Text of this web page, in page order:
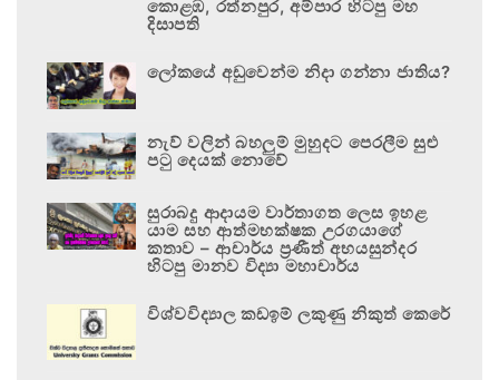
කොළඹ, රත්නපුර, අම්පාර හිටපු මහ
දිසාපති
ලෝකයේ අඩුවෙන්ම නිදා ගන්නා ජාතිය?
නැව් වලින් බහලුම් මුහුදට පෙරලීම සුළු
පටු දෙයක් නොවේ
සුරාබදු ආදායම වාර්තාගත ලෙස ඉහළ
යාම සහ ආත්මභක්ෂක උරගයාගේ
කතාව – ආචාර්ය ප්‍රණීත් අභයසුන්දර
හිටපු මානව විද්‍යා මහාචාර්ය
විශ්වවිද්‍යාල කඩඉම් ලකුණු නිකුත් කෙරේ